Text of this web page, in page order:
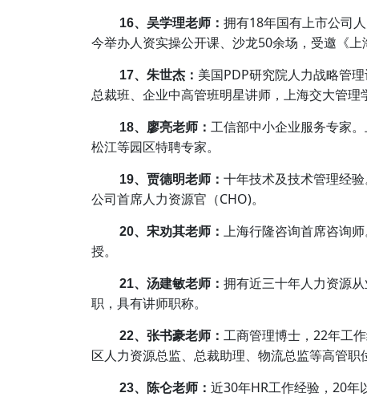
16、吴学理老师：拥有18年国有上市公司
今举办人资实操公开课、沙龙50余场，受邀《上
17、朱世杰： 美国PDP研究院人力战略管
总裁班、企业中高管班明星讲师，上海交大管
18、廖亮老师： 工信部中小企业服务专家
松江等园区特聘专家。
19、贾德明老师：十年技术及技术管理经
公司首席人力资源官（CHO)。
20、宋劝其老师： 上海行隆咨询首席咨询
授。
21、汤建敏老师：拥有近三十年人力资源
职，具有讲师职称。
22、张书豪老师： 工商管理博士，22年工
区人力资源总监、总裁助理、物流总监等高管职
23、陈仑老师：近30年HR工作经验，20年